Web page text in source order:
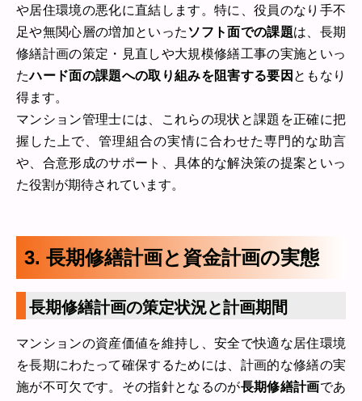
や居住環境の悪化に直結します。特に、役員のなり手不
足や無関心層の増加といった ソフト面での課題は、長期
修繕計画の策定・見直しや大規模修繕工事の実施といっ
たハード面の課題への取り組みを阻害する要因 ともなり
得ます。
マンション管理士には、これらの現状と課題を正確に把
握した上で、管理組合の実情に合わせた専門的な助言
や、合意形成のサポート、具体的な解決策の提案といっ
た役割が期待されています。
3. 長期修繕計画と資金計画の実態
長期修繕計画の策定状況と計画期間
マンションの資産価値を維持し、安全で快適な居住環境
を長期にわたって確保するためには、計画的な修繕の実
施が不可欠です。その指針となるのが長期修繕計画であ